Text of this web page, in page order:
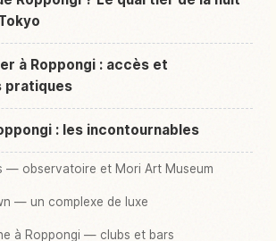
à Roppongi : accès et
pratiques
: les incontournables
— observatoire et Mori Art Museum
— un complexe de luxe
à Roppongi — clubs et bars